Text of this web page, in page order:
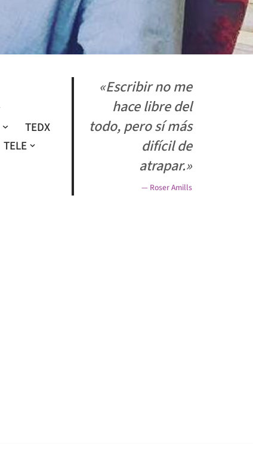
TEDX
TELE
«Escribir no me
hace libre del
todo, pero sí más
difícil de
atrapar.»
— Roser Amills